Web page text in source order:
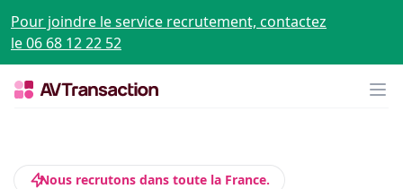
Pour joindre le service recrutement, contactez
le 06 68 12 22 52
Nous recrutons dans toute la France.